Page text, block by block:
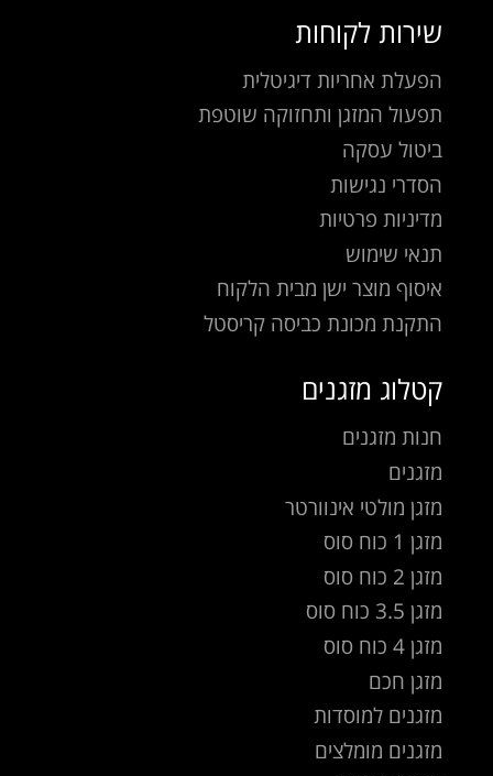
שירות לקוחות
הפעלת אחריות דיגיטלית
תפעול המזגן ותחזוקה שוטפת
ביטול עסקה
הסדרי נגישות
מדיניות פרטיות
תנאי שימוש
איסוף מוצר ישן מבית הלקוח
התקנת מכונת כביסה קריסטל
קטלוג מזגנים
חנות מזגנים
מזגנים
מזגן מולטי אינוורטר
מזגן 1 כוח סוס
מזגן 2 כוח סוס
מזגן 3.5 כוח סוס
מזגן 4 כוח סוס
מזגן חכם
מזגנים למוסדות
מזגנים מומלצים